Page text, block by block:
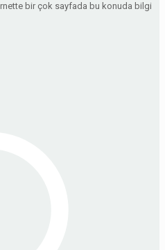
bir çok sayfada bu konuda bilgi